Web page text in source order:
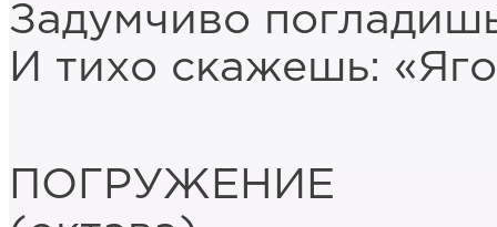
Задумчиво
И тихо скажешь:
ПОГРУЖЕНИЕ